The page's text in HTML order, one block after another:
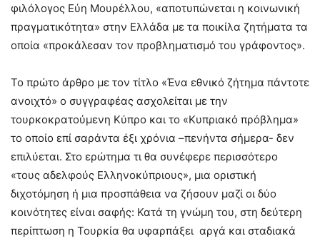
φιλόλογος Εύη Μουρέλλου, «αποτυπώνεται η κοινωνική
πραγματικότητα» στην Ελλάδα με τα ποικίλα ζητήματα τα
οποία «προκάλεσαν τον προβληματισμό του γράφοντος».
Το πρώτο άρθρο με τον τίτλο «Ένα εθνικό ζήτημα πάντοτε
ανοιχτό» ο συγγραφέας ασχολείται με την
τουρκοκρατούμενη Κύπρο και το «Κυπριακό πρόβλημα»
το οποίο επί σαράντα έξι χρόνια –πενήντα σήμερα- δεν
επιλύεται. Στο ερώτημα τι θα συνέφερε περισσότερο
«τους αδελφούς Ελληνοκύπριους», μια οριστική
διχοτόμηση ή μια προσπάθεια να ζήσουν μαζί οι δύο
κοινότητες είναι σαφής: Κατά τη γνώμη του, στη δεύτερη
περίπτωση η Τουρκία θα υφαρπάξει αργά και σταδιακά